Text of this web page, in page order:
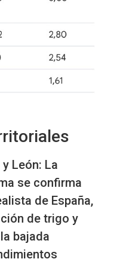
León: La
se confirma
de España,
de trigo y
bajada